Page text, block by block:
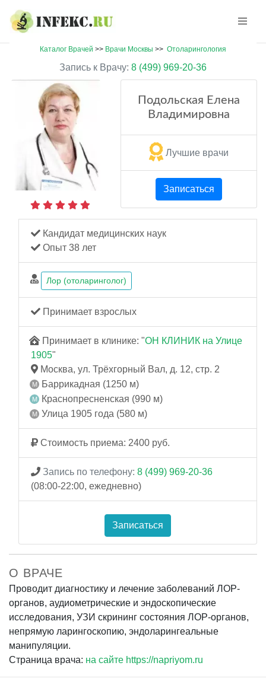
Каталог Врачей >> Врачи Москвы >> Отоларингология
Запись к Врачу: 8 (499) 969-20-36
Подольская Елена
Владимировна
Лучшие врачи
Записаться
Кандидат медицинских наук
Опыт 38 лет
Лор (отоларинголог)
Принимает взрослых
Принимает в клинике: "ОН КЛИНИК на Улице
1905"
Москва, ул. Трёхгорный Вал, д. 12, стр. 2
Баррикадная (1250 м)
Краснопресненская (990 м)
Улица 1905 года (580 м)
Стоимость приема: 2400 руб.
Запись по телефону: 8 (499) 969-20-36
(08:00-22:00, ежедневно)
Записаться
О ВРАЧЕ
Проводит диагностику и лечение заболеваний ЛОР-
органов, аудиометрические и эндоскопические
исследования, УЗИ скрининг состояния ЛОР-органов,
непрямую ларингоскопию, эндоларингеальные
манипуляции.
Страница врача: на сайте https://napriyom.ru